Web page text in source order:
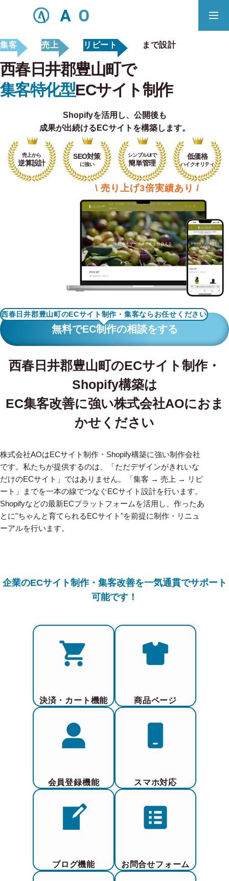
事業内容 無料相談
ECサイト制作対応エリア
あっ！と おどろく、みらいをつくる。
SERVICE
事業概要
RECRUIT
BLOG
集客 売上 リピート まで設計
西春日井郡豊山町で
集客特化型ECサイト制作
Shopifyを活用し、 公開後も
成果が出続けるECサイトを構築します。
売上から
逆算設計
SEO対策
に強い
シンプルUIで
簡単管理
低価格
ハイクオリティ
\ 売り上げ3倍実績あり /
西春日井郡豊山町のECサイト制作・集客ならお任せください
無料でEC制作の相談をする
西春日井郡豊山町のECサイト制作・
Shopify構築は
EC集客改善に強い株式会社AOにおま
かせください
株式会社AOはECサイト制作・Shopify構築に強い制作会社
です。私たちが提供するのは、「ただデザインがきれいな
だけのECサイト」ではありません。「集客 → 売上 → リピ
ート」までを一本の線でつなぐECサイト設計を行います。
Shopifyなどの最新ECプラットフォームを活用し、作ったあ
とに"ちゃんと育てられるECサイト"を前提に制作・リニュ
ーアルを行います。
企業のECサイト制作・集客改善を一気通貫でサポート
可能です！
決済・カート機能 商品ページ
会員登録機能 スマホ対応
ブログ機能 お問合せフォーム